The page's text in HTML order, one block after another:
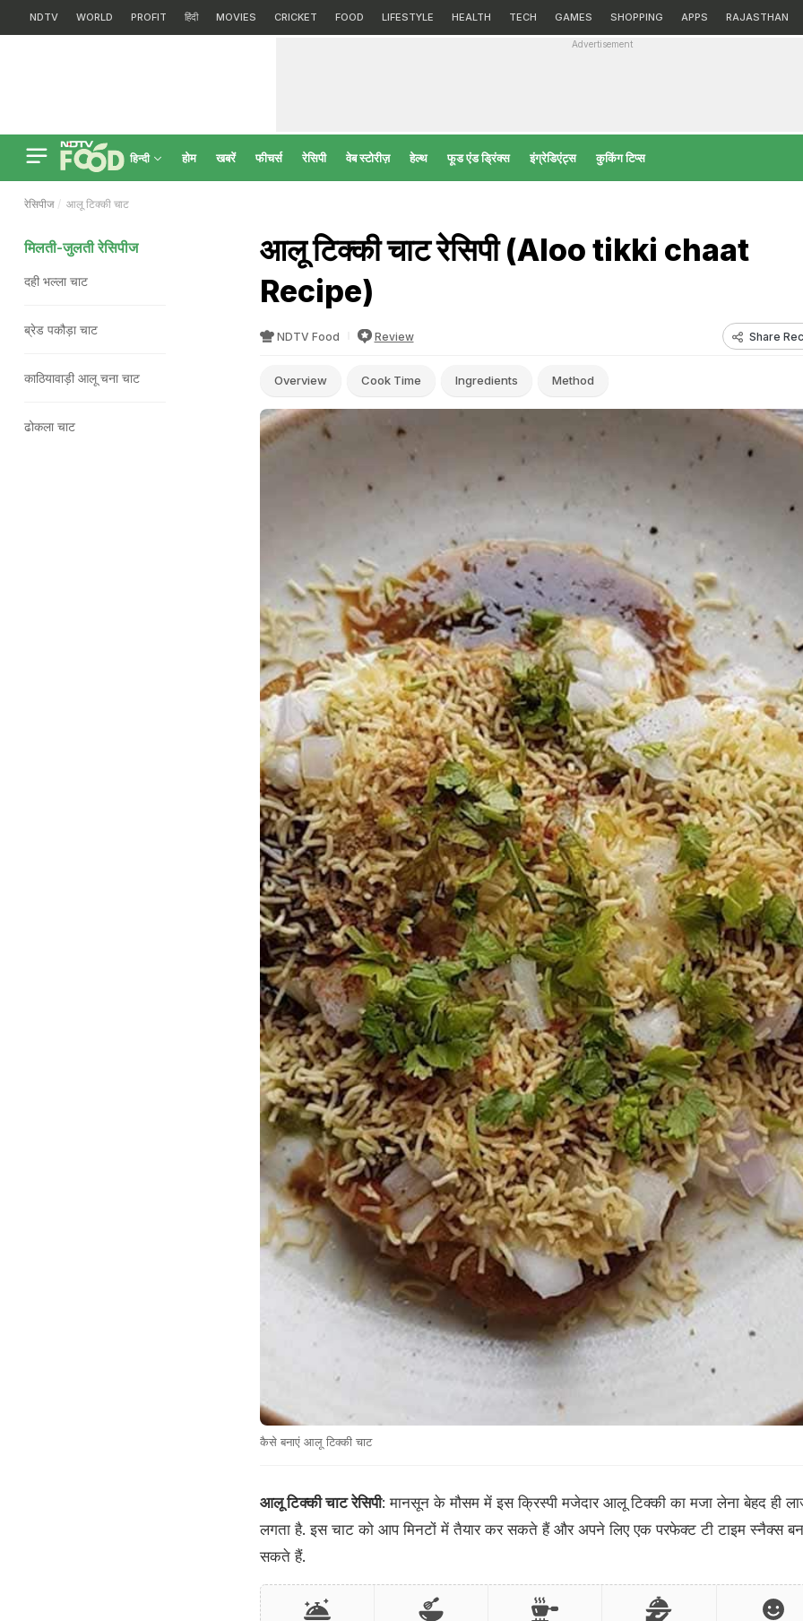
NDTV WORLD PROFIT हिंदी MOVIES CRICKET FOOD LIFESTYLE HEALTH TECH GAMES SHOPPING APPS RAJASTHAN
Advertisement
हिन्दी होम खबरें फीचर्स रेसिपी वेब स्टोरीज़ हेल्‍थ फूड एंड ड्रिंक्स इंग्रेडिएंट्स कुकिंग टिप्स
रेसिपीज आलू टिक्की चाट
आलू टिक्की चाट रेसिपी (Aloo tikki chaat
Recipe)
NDTV Food Review Share
Overview Cook Time Ingredients Method
कैसे बनाएं आलू टिक्की चाट
आलू टिक्की चाट रेसिपी: मानसून के मौसम में इस क्रिस्पी मजेदार आलू टिक्की का मजा लेना बेहद ही
लगता है. इस ​चाट को आप मिनटों में तैयार कर सकते हैं और अपने लिए एक परफेक्ट टी टाइम स्नैक्स
सकते हैं.
मिलती-जुलती रेसिपीज
दही भल्ला चाट
ब्रेड पकौड़ा चाट
काठियावाड़ी आलू चना चाट
ढोकला चाट